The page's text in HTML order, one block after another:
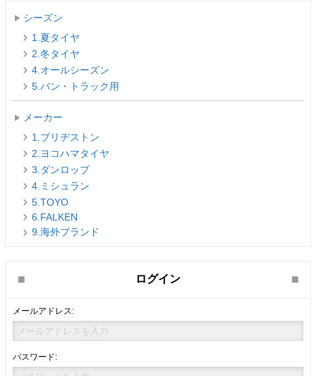
シーズン
1.夏タイヤ
2.冬タイヤ
4.オールシーズン
5.バン・トラック用
メーカー
1.ブリヂストン
2.ヨコハマタイヤ
3.ダンロップ
4.ミシュラン
5.TOYO
6.FALKEN
9.海外ブランド
ログイン
メールアドレス:
パスワード: